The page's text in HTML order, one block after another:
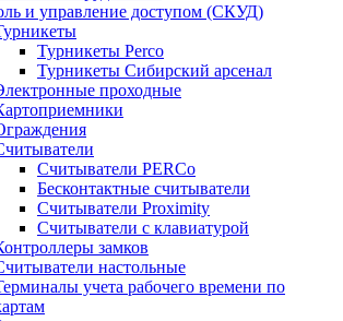
и управление доступом (СКУД)
Турникеты Perco
Турникеты Сибирский арсенал
проходные
Считыватели PERCo
Бесконтактные считыватели
Считыватели Proximity
Считыватели с клавиатурой
замков
настольные
учета рабочего времени по